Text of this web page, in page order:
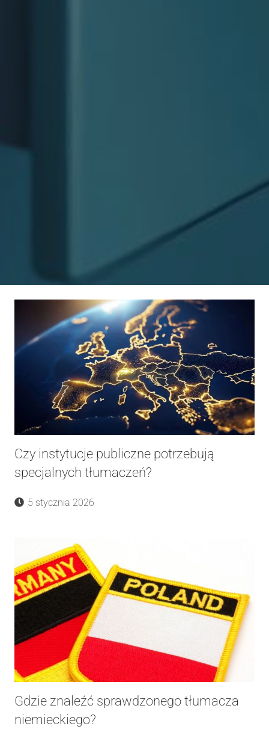
Czy instytucje publiczne potrzebują
specjalnych tłumaczeń?
5 stycznia 2026
Gdzie znaleźć sprawdzonego tłumacza
niemieckiego?